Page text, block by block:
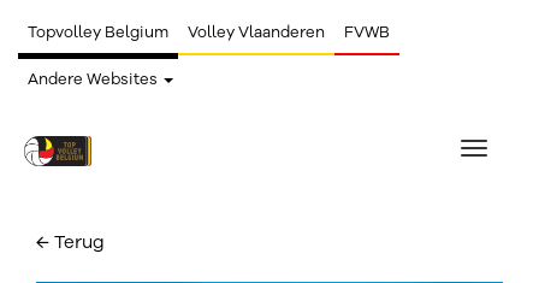
Topvolley Belgium Volley Vlaanderen FVWB
Andere Websites
Toggle
← Terug